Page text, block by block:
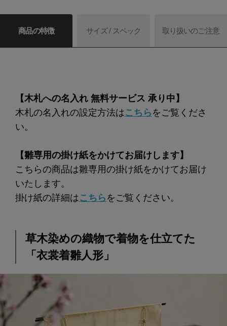
商品の特徴 サイズ / スペック 取り扱いのご注意
【木札への名入れ 無料サービス 承り中】
木札の名入れの設定方法は こちら をご覧くださ
い。
【雛専用の掛け紙をかけてお届けします】
こちらの商品は雛専用の掛け紙をかけてお届け
いたします。
掛け紙の詳細は こちら をご覧ください。
草木染めの織物で着物を仕立てた
「衣裳着雛人形」